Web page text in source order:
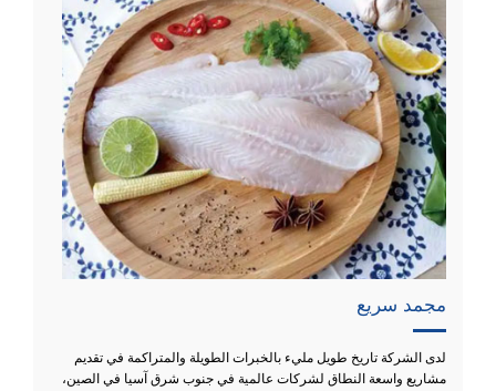
مجمد سريع
لدى الشركة تاريخ طويل مليء بالخبرات الطويلة والمتراكمة في تقديم
مشاريع واسعة النطاق لشركات عالمية في جنوب شرق آسيا في الصين،